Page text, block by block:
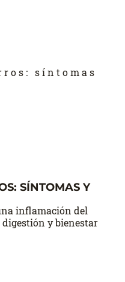
SÍNTOMAS Y
inflamación del
digestión y bienestar